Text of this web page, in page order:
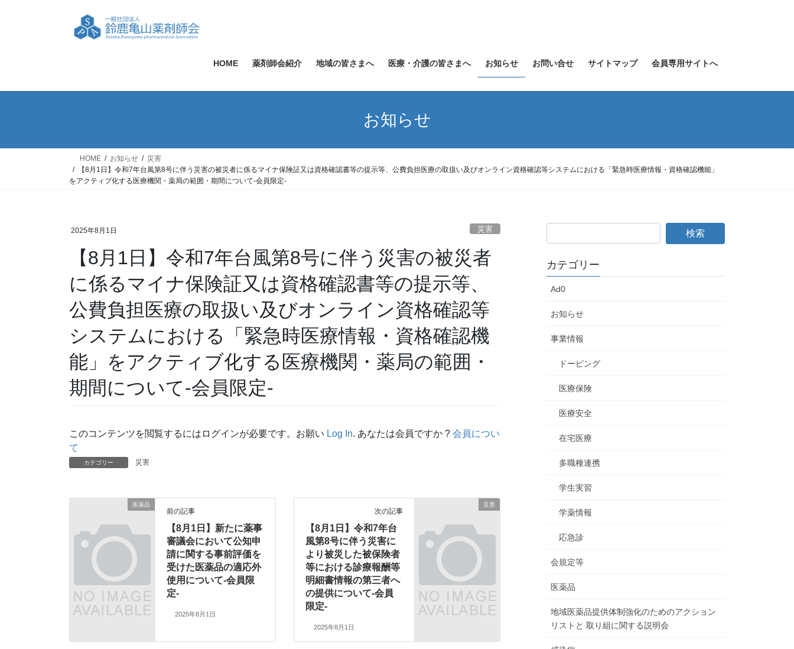
ス
ン
HOME 薬剤師会紹介 地域の皆さまへ 医療・介護の皆さまへ お知らせ お問い合せ サイトマップ 会員専用サイトへ
お知らせ
HOME お知らせ
災害
【8月1日】令和7年台風第8号に伴う災害の被災者に係るマイナ保険証又は資格確認書等の提示等、公費負担医療の取扱い及びオンライン資格確認等システムにおける「緊急時医療情報・資格確認機能」
をアクティブ化する医療機関・薬局の範囲・期間について-会員限定-
2025年8月1日 災害
【8月1日】令和7年台風第8号に伴う災害の被災者
に係るマイナ保険証又は資格確認書等の提示等、
公費負担医療の取扱い及びオンライン資格確認等
システムにおける「緊急時医療情報・資格確認機
能」をアクティブ化する医療機関・薬局の範囲・
期間について-会員限定-
このコンテンツを閲覧するにはログインが必要です。お願い Log In. あなたは会員ですか ? 会員につい
て
カテゴリー 災害
医薬品
前の記事
【8月1日】新たに薬事
審議会において公知申
請に関する事前評価を
受けた医薬品の適応外
使用について-会員限
定-
2025年8月1日
災害
次の記事
【8月1日】令和7年台
風第8号に伴う災害に
より被災した被保険者
等における診療報酬等
明細書情報の第三者へ
の提供について-会員
限定-
2025年8月1日
カテゴリー
Ad0
お知らせ
事業情報
ドーピング
医療保険
医療安全
在宅医療
多職種連携
学生実習
学薬情報
応急診
会規定等
医薬品
地域医薬品提供体制強化のためのアクション
リストと 取り組に関する説明会